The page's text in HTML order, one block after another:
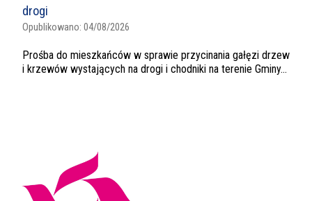
drogi
Opublikowano: 04/08/2026
Prośba do mieszkańców w sprawie przycinania gałęzi drzew
i krzewów wystających na drogi i chodniki na terenie Gminy...